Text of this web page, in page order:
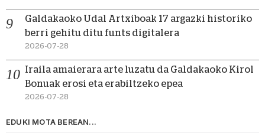
Galdakaoko Udal Artxiboak 17 argazki historiko
berri gehitu ditu funts digitalera
2026-07-28
Iraila amaierara arte luzatu da Galdakaoko Kirol
Bonuak erosi eta erabiltzeko epea
2026-07-28
EDUKI MOTA BEREAN...